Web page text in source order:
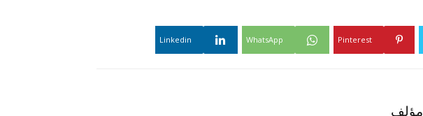
Pinterest
WhatsApp
Linkedin
مؤلف